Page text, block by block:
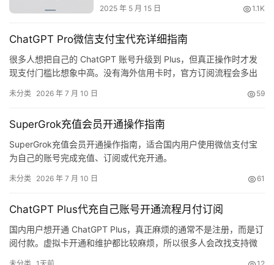
2025 年 5 月 15 日 1.1K
ChatGPT Pro微信支付宝代充详细指南
很多人想把自己的 ChatGPT 账号升级到 Plus，但真正操作时才发
现支付门槛比想象中高。没有海外信用卡时，官方订阅流程会多出
可以按页面提示完成卡密、Session 和账号确认。
未分类 2026 年 7 月 10 日 59
SuperGrok充值会员开通操作指南
SuperGrok充值会员开通操作指南，适合国内用户使用微信支付宝
为自己的账号完成充值、订阅或代充开通。
未分类 2026 年 7 月 10 日 61
ChatGPT Plus代充自己账号开通流程月付订阅
国内用户想开通 ChatGPT Plus，真正麻烦的通常不是注册，而是订
阅付款。虚拟卡开通和维护都比较麻烦，所以很多人会改找支持微